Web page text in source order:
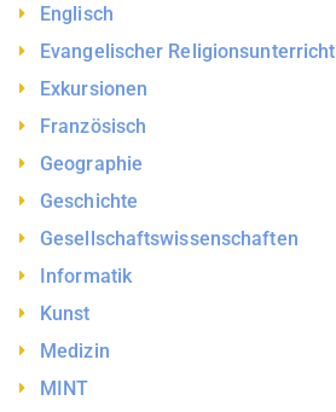
Englisch
Evangelischer Religionsunterricht
Exkursionen
Französisch
Geographie
Geschichte
Gesellschaftswissenschaften
Informatik
Kunst
Medizin
MINT